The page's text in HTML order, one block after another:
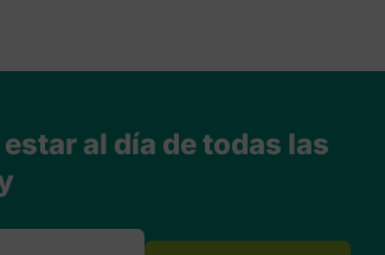
al día de todas las